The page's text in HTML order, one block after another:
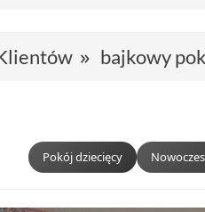
bajkowy
Pokój dziecięcy